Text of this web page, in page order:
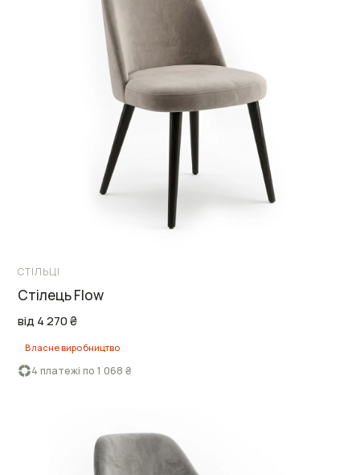
СТІЛЬЦІ
Стілець Flow
від 4 270 ₴
Власне виробництво
4 платежі по 1 068 ₴